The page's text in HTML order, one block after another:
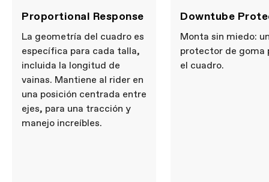
Proportional Response
La geometría del cuadro es
específica para cada talla,
incluida la longitud de
vainas. Mantiene al rider en
una posición centrada entre
ejes, para una tracción y
manejo increíbles.
Downtube
Monta sin miedo:
protector de goma
el cuadro.